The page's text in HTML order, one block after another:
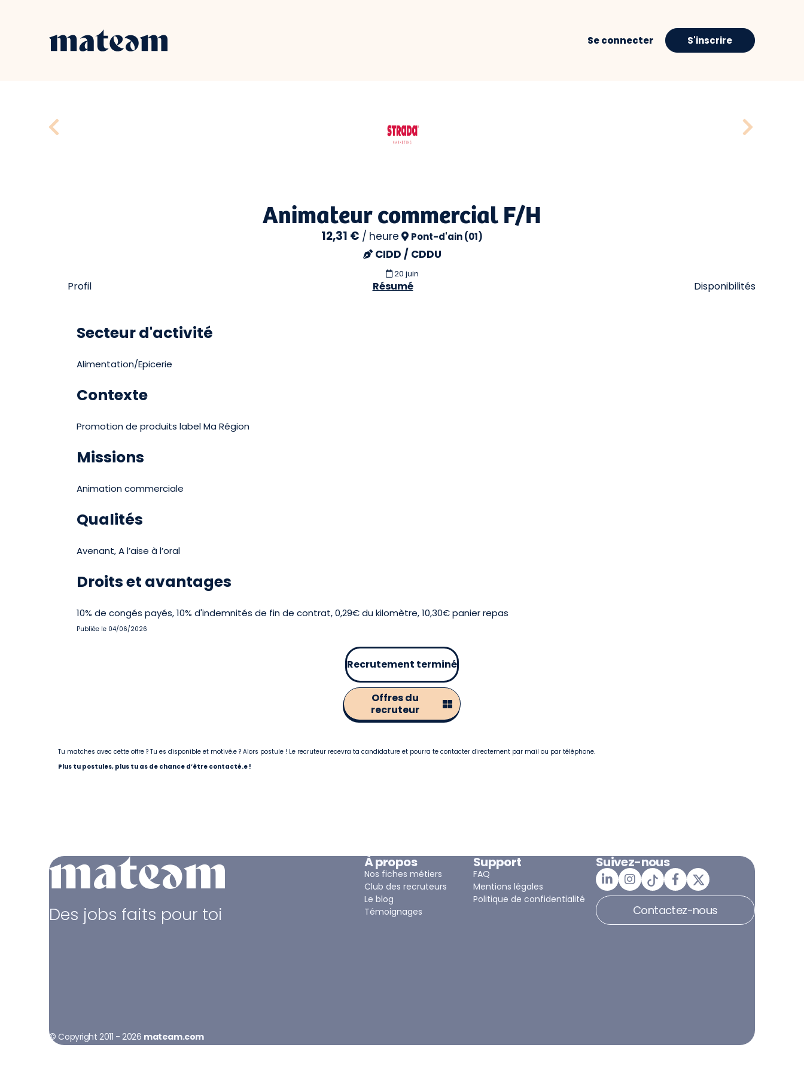
Se connecter S'inscrire
Animateur commercial F/H
12,31 € / heure Pont-d'ain (01)
CIDD / CDDU
20 juin
Profil Résumé Disponibilités
Secteur d'activité
Alimentation/Epicerie
Contexte
Promotion de produits label Ma Région
Missions
Animation commerciale
Qualités
Avenant, A l’aise à l’oral
Droits et avantages
10% de congés payés, 10% d'indemnités de fin de contrat, 0,29€ du kilomètre, 10,30€ panier repas
Publiée le 04/06/2026
Recrutement terminé
Offres du
recruteur
Tu matches avec cette offre ? Tu es disponible et motivé.e ? Alors postule ! Le recruteur recevra ta candidature et pourra te contacter directement par mail ou par téléphone.
Plus tu postules, plus tu as de chance d’être contacté.e !
Des jobs faits pour toi
© Copyright 2011 - 2026 mateam.com
À propos
Nos fiches métiers
Club des recruteurs
Le blog
Témoignages
Support
FAQ
Mentions légales
Politique de confidentialité
Suivez-nous
Contactez-nous